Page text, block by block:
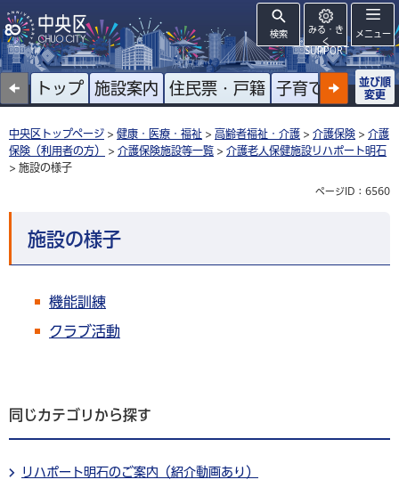
検索
みる・き
く
SUPPORT
メニュー
トップ 施設案内 住民票・戸籍 子育て 高齢者
並び順
変更
中央区トップページ > 健康・医療・福祉 > 高齢者福祉・介護 > 介護保険 > 介護
保険（利用者の方）
> 介護保険施設等一覧 > 介護老人保健施設リハポート明石
> 施設の様子
ページID：6560
施設の様子
機能訓練
クラブ活動
同じカテゴリから探す
リハポート明石のご案内（紹介動画あり）